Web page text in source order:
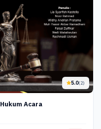
5.0(2)
Hukum Acara